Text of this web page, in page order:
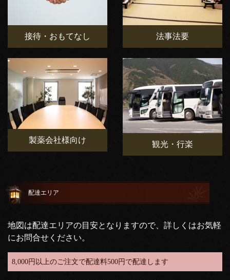
接待・おもてなし 法事法要
製薬会社様向け 観光・行楽
配達エリア
地図は配達エリアの目安となりますので、詳しくはお気軽
にお問合せください。
8,000円以上のご注文で配達料500円で配達します